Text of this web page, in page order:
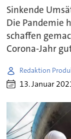
Sinkende
Die Pandemie
schaffen
Corona-Jahr
Redaktion
13. Januar